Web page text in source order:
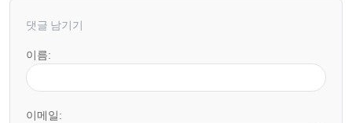
댓글 남기기
이름:
이메일: